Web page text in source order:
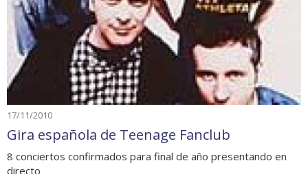
17/11/2010
Gira española de Teenage Fanclub
8 conciertos confirmados para final de año presentando en
directo